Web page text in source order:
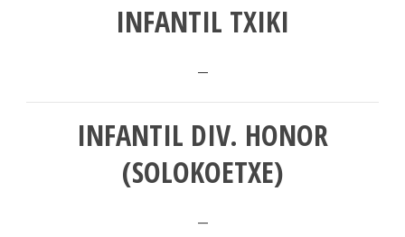
INFANTIL TXIKI
–
INFANTIL DIV. HONOR
(SOLOKOETXE)
–